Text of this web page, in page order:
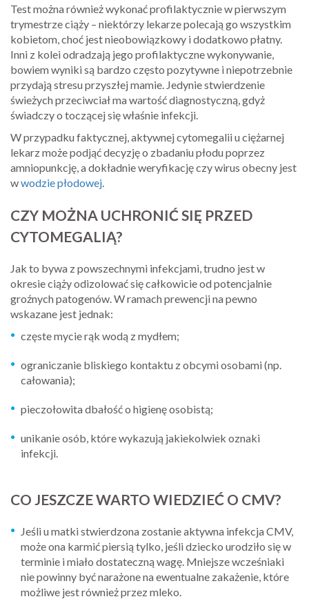
Test można również wykonać profilaktycznie w pierwszym
trymestrze ciąży – niektórzy lekarze polecają go wszystkim
kobietom, choć jest nieobowiązkowy i dodatkowo płatny.
Inni z kolei odradzają jego profilaktyczne wykonywanie,
bowiem wyniki są bardzo często pozytywne i niepotrzebnie
przydają stresu przyszłej mamie. Jedynie stwierdzenie
świeżych przeciwciał ma wartość diagnostyczną, gdyż
świadczy o toczącej się właśnie infekcji.
W przypadku faktycznej, aktywnej cytomegalii u ciężarnej
lekarz może podjąć decyzję o zbadaniu płodu poprzez
amniopunkcję, a dokładnie weryfikację czy wirus obecny jest
wwodzie płodowej
CZY MOŻNA UCHRONIĆ SIĘ PRZED
CYTOMEGALIĄ?
Jak to bywa z powszechnymi infekcjami, trudno jest w
okresie ciąży odizolować się całkowicie od potencjalnie
groźnych patogenów. W ramach prewencji na pewno
wskazane jest jednak:
częste mycie rąk wodą z mydłem;
ograniczanie bliskiego kontaktu z obcymi osobami (np.
całowania);
pieczołowita dbałość o higienę osobistą;
unikanie osób, które wykazują jakiekolwiek oznaki
infekcji.
CO JESZCZE WARTO WIEDZIEĆ O CMV?
Jeśli u matki stwierdzona zostanie aktywna infekcja CMV,
może ona karmić piersią tylko, jeśli dziecko urodziło się w
terminie i miało dostateczną wagę. Mniejsze wcześniaki
nie powinny być narażone na ewentualne zakażenie, które
możliwe jest również przez mleko.